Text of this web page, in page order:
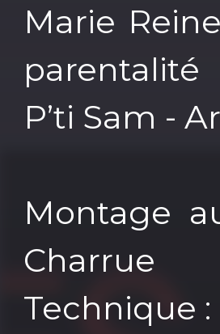
Marie
parentalité
P’ti Sam -
Montage
Charrue
Technique